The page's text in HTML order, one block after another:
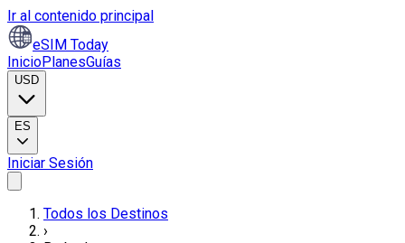
Ir al contenido principal
eSIM Today
InicioPlanesGuías
USD
ES
Iniciar Sesión
Todos los Destinos
›